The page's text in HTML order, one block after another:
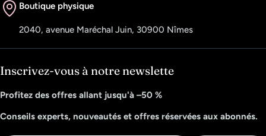
Boutique physique
2040, avenue Maréchal Juin, 30900 Nîmes
Inscrivez-vous à notre newslette
Profitez des offres allant jusqu'à –50 %
Conseils experts, nouveautés et offres réservées aux abonnés.